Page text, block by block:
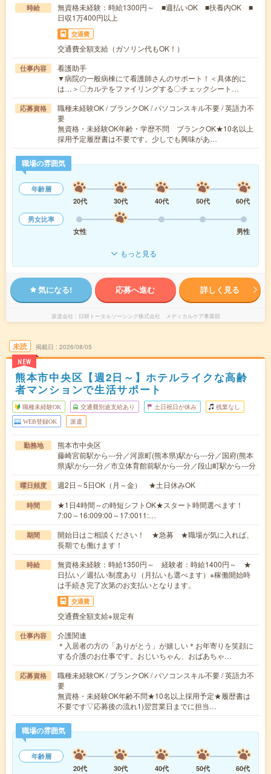
時給
無資格未経験：時給1300円～ ■週払いOK ■扶養内OK ■
日収1万400円以上
交通費
交通費全額支給（ガソリン代もOK！）
仕事内容
看護助手
▼病院の一般病棟にて看護師さんのサポート！＜具体的に
は…＞〇カルテをファイリングする〇チェックシート…
応募資格
職種未経験OK / ブランクOK / パソコンスキル不要 / 英語力不
要
無資格・未経験OK年齢・学歴不問 ブランクOK★10名以上
採用予定履歴書は不要です。少しでも興味があ…
職場の雰囲気
年齢層
20代
30代 40代 50代
60代
男女比率
女性
男性
もっと見る
気になる! 応募へ進む 詳しく見る
派遣会社 日研トータルソーシング株式会社 メディカルケア事業部
未読
NEW
掲載日 2026/08/05
熊本市中央区【週2日～】ホテルライクな高齢
者マンションで生活サポート
職種未経験OK 交通費別途支給あり 土日祝日が休み 残業なし
WEB登録OK 派遣
勤務地
熊本市中央区
藤崎宮前駅から---分／河原町(熊本県)駅から---分／国府(熊本
県)駅から---分／市立体育館前駅から---分／段山町駅から---分
曜日頻度 週2日～5日OK（月～金） ★土日休みOK
時間
★1日4時間～の時短シフトOK★スタート時間選べます！
7:00～16:009:00～17:0011:…
期間
開始日はご相談ください！ ★急募 ★職場が気に入れば、
長期でも働けます！
時給
無資格未経験：時給1350円～ 経験者：時給1400円～ ★
日払い／週払い制度あり（月払いも選べます）※稼働開始時
は手続き完了次第のお支払いとなります。
交通費
交通費全額支給※規定有
仕事内容
介護関連
＊入居者の方の「ありがとう」が嬉しい＊お年寄りを笑顔に
する介護のお仕事です。おじいちゃん、おばあちゃ…
応募資格
職種未経験OK / ブランクOK / パソコンスキル不要 / 英語力不
要
無資格・未経験OK年齢不問★10名以上採用予定★履歴書は
不要です▽応募後の流れ1)翌営業日までに担当…
職場の雰囲気
年齢層
20代
30代 40代 50代
60代